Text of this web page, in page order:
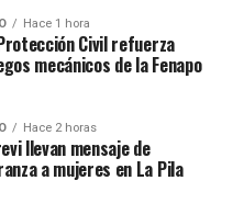
Hace 1 hora
Civil refuerza
mecánicos de la Fenapo
Hace 2 horas
llevan mensaje de
a mujeres en La Pila